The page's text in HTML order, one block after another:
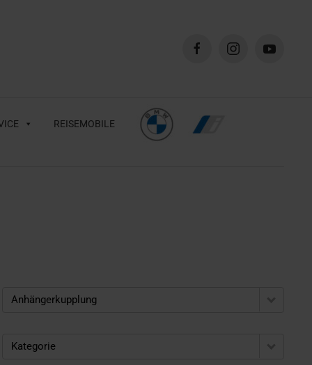
REISEMOBILE
Anhängerkupplung
Kategorie